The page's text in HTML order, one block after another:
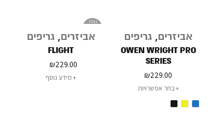
אביזרים, גריפים
OWEN WRIGHT PRO
SERIES
₪229.00
בחר אפשרויות
נגמר
אביזרים, גריפים
FLIGHT
₪229.00
מידע נוסף